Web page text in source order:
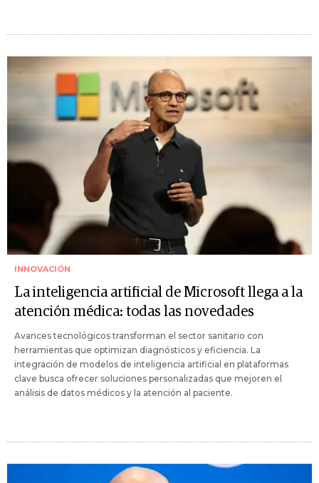
INNOVACIÓN
La inteligencia artificial de Microsoft llega a la
atención médica: todas las novedades
Avances tecnológicos transforman el sector sanitario con
herramientas que optimizan diagnósticos y eficiencia. La
integración de modelos de inteligencia artificial en plataformas
clave busca ofrecer soluciones personalizadas que mejoren el
análisis de datos médicos y la atención al paciente.